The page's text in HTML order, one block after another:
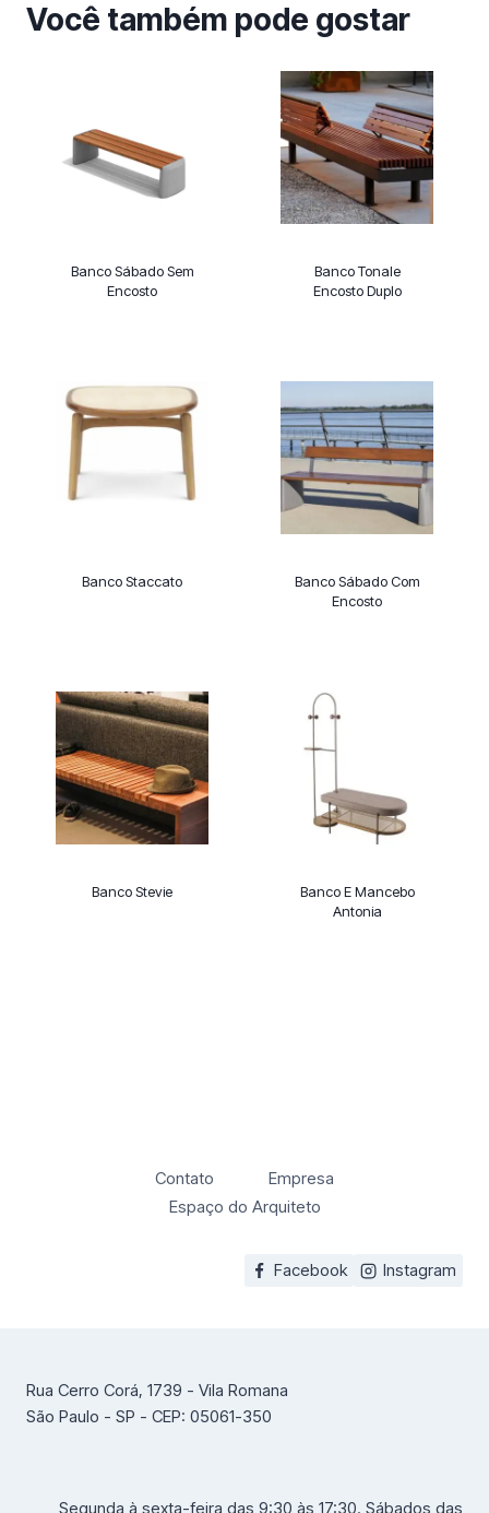
Você também pode gostar
Banco Sábado Sem
Encosto
Banco Tonale
Encosto Duplo
Banco Staccato
Banco Sábado Com
Encosto
Banco Stevie
Banco E Mancebo
Antonia
Contato
Empresa
Espaço do Arquiteto
Facebook Instagram
Rua Cerro Corá, 1739 - Vila Romana
São Paulo - SP - CEP: 05061-350
Segunda à sexta-feira das 9:30 às 17:30. Sábados das